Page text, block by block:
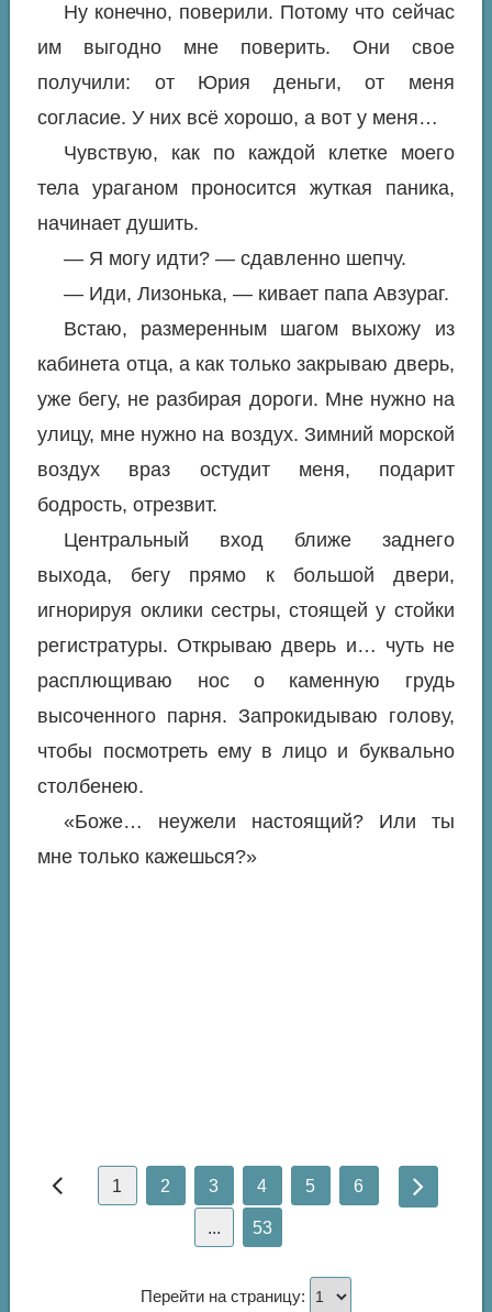
Ну конечно, поверили. Потому что сейчас
им выгодно мне поверить. Они свое
получили: от Юрия деньги, от меня
согласие. У них всё хорошо, а вот у меня…
Чувствую, как по каждой клетке моего
тела ураганом проносится жуткая паника,
начинает душить.
— Я могу идти? — сдавленно шепчу.
— Иди, Лизонька, — кивает папа Авзураг.
Встаю, размеренным шагом выхожу из
кабинета отца, а как только закрываю дверь,
уже бегу, не разбирая дороги. Мне нужно на
улицу, мне нужно на воздух. Зимний морской
воздух враз остудит меня, подарит
бодрость, отрезвит.
Центральный вход ближе заднего
выхода, бегу прямо к большой двери,
игнорируя оклики сестры, стоящей у стойки
регистратуры. Открываю дверь и… чуть не
расплющиваю нос о каменную грудь
высоченного парня. Запрокидываю голову,
чтобы посмотреть ему в лицо и буквально
столбенею.
«Боже… неужели настоящий? Или ты
мне только кажешься?»
1 2 3 4 5 6
... 53
Перейти на страницу: